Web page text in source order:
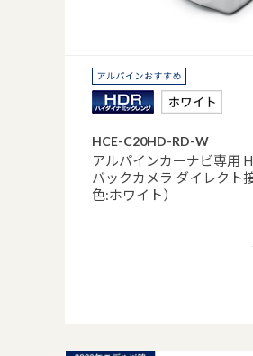
HCE-C20HD-RD-W
アルパインカーナビ専用
バックカメラ ダイレクト
色:ホワイト）